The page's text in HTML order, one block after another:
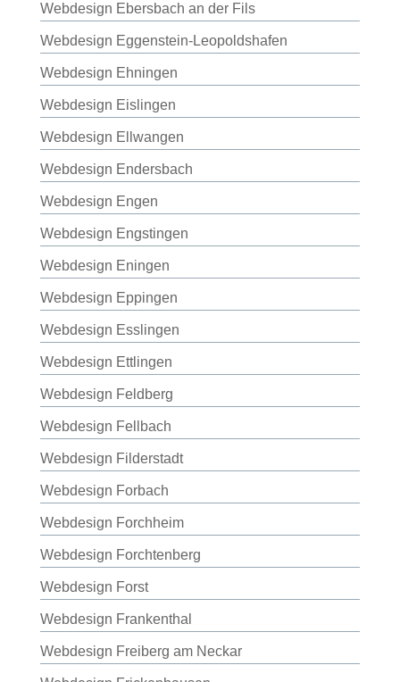
Webdesign Ebersbach an der Fils
Webdesign Eggenstein-Leopoldshafen
Webdesign Ehningen
Webdesign Eislingen
Webdesign Ellwangen
Webdesign Endersbach
Webdesign Engen
Webdesign Engstingen
Webdesign Eningen
Webdesign Eppingen
Webdesign Esslingen
Webdesign Ettlingen
Webdesign Feldberg
Webdesign Fellbach
Webdesign Filderstadt
Webdesign Forbach
Webdesign Forchheim
Webdesign Forchtenberg
Webdesign Forst
Webdesign Frankenthal
Webdesign Freiberg am Neckar